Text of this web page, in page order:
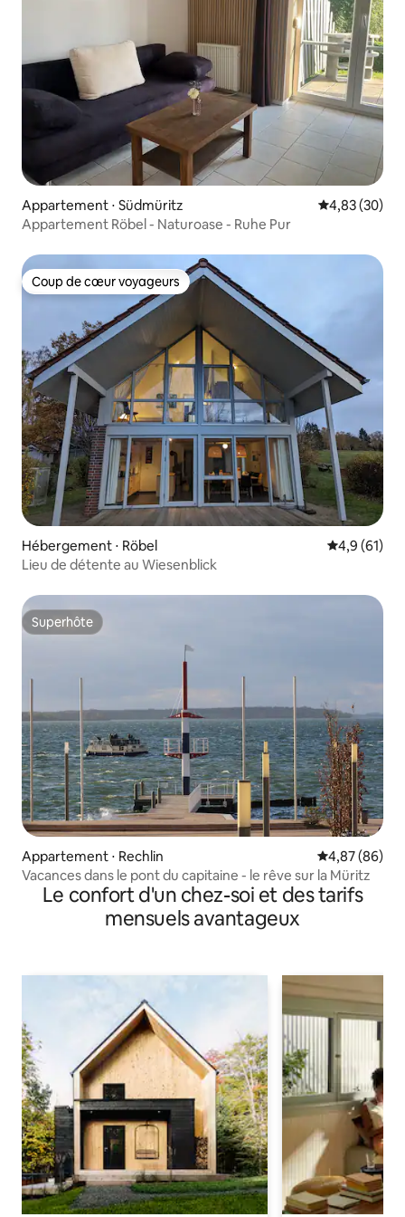
Appartement ⋅ Südmüritz Évaluation
4,83 (30)
Appartement Röbel - Naturoase - Ruhe Pur
Coup de cœur voyageurs
Coup de cœur voyageurs
Hébergement ⋅ Röbel Évaluation
4,9 (61)
Lieu de détente au Wiesenblick
Superhôte
Superhôte
Appartement ⋅ Rechlin Évaluation
4,87 (86)
Vacances dans le pont du capitaine - le rêve sur la Müritz
Le confort d'un chez-soi et des tarifs
mensuels avantageux